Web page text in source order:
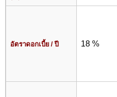
อัตราดอกเบี้ย / ปี 18 %